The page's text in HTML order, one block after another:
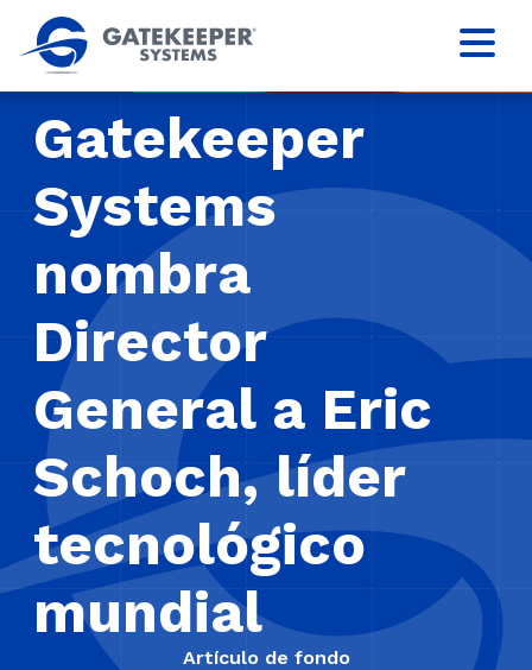
Gatekeeper
Systems
nombra
Director
General a Eric
Schoch, líder
tecnológico
mundial
Artículo de fondo